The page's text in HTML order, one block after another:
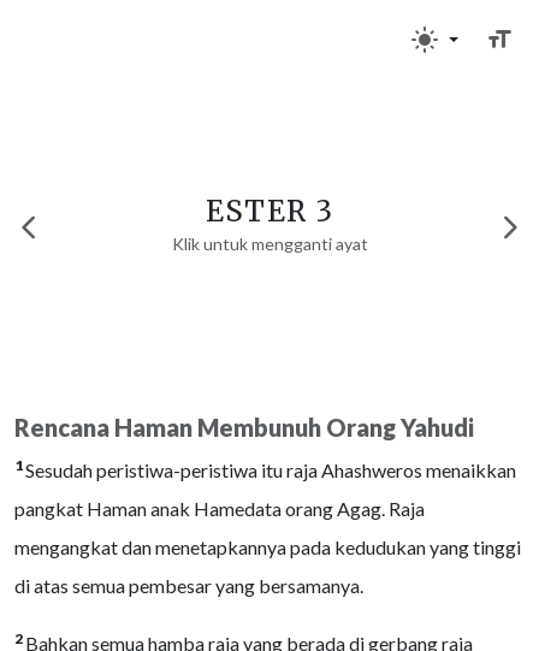
ESTER 3
Klik untuk mengganti ayat
Rencana Haman Membunuh Orang Yahudi
1Sesudah peristiwa-peristiwa itu raja Ahashweros menaikkan
pangkat Haman anak Hamedata orang Agag. Raja
mengangkat dan menetapkannya pada kedudukan yang tinggi
di atas semua pembesar yang bersamanya.
2 Bahkan semua hamba raja yang berada di gerbang raja